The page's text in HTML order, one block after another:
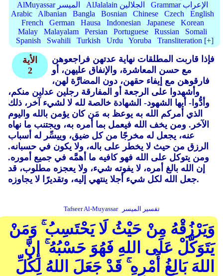
AlMuyassar الميسر
AlJalalain الجلالين
Grammar الإعراب
Arabic
Albanian Bangla Bosnian Chinese Czech
English
French
German Hausa Indonesian Japanese
Korean
Malay
Malayalam Persian Portuguese Russian
Somali
Spanish
Swahili Turkish Urdu Yoruba Transliteration [+]
الأية
2
فإذا قاربت المطلقات نهاية عدتهن فراجعوهن
مع حسن المعاشرة، والإنفاق عليهن، أو
فارقوهن مع إيفاء حقهن، دون المضارَّة لهن،
وأشهدوا على الرجعة أو المفارقة رجلين عدلين منكم،
وأدُّوا- أيها الشهود- الشهادة خالصة لله لا لشيء آخر، ذلك
الذي أمركم الله به يوعظ به مَن كان يؤمن بالله واليوم
الآخر. ومن يخف الله فيعمل بما أمره به، ويجتنب ما نهاه
عنه، يجعل له مخرجًا من كل ضيق، وييسِّر له أسباب
الرزق من حيث لا يخطر على باله، ولا يكون في حسبانه.
ومن يتوكل على الله فهو كافيه ما أهمَّه في جميع أموره.
إن الله بالغ أمره، لا يفوته شيء، ولا يعجزه مطلوب، قد
جعل الله لكل شيء أجلا ينتهي إليه، وتقديرًا لا يجاوزه.
Tafseer Al-Muyassar تفسير الميسر
وَيَرْزُقْهُ مِنْ حَيْثُ لَا يَحْتَسِبُ ۚ وَمَنْ
يَتَوَكَّلْ عَلَى اللهِ فَهُوَ حَسْبُهُ ۚ إِنَّ
اللهَ بَالِغُ أَمْرِهِ ۚ قَدْ جَعَلَ اللهُ لِكُلِّ